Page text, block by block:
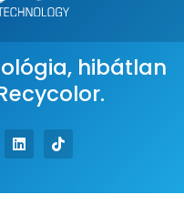
hibátlan